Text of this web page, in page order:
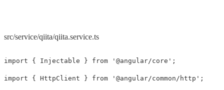
src/service/qiita/qiita.service.ts
import { Injectable } from ' @angular/core ' ;
import { HttpClient } from ' @angular/common/http ' ;